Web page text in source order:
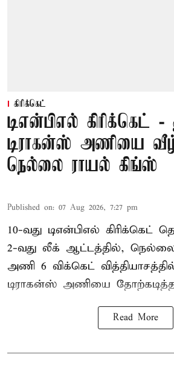
கிரிக்கெட்
டிஎன்பிஎல் கிரிக்கெட்
டிராகன்ஸ் அணியை
நெல்லை ராயல் கிங்ஸ்
Published on: 07 Aug 2026, 7:27 pm
10-வது டிஎன்பிஎல்
2-வது லீக் ஆட்டத்தில்,
அணி 6 விக்கெட்
டிராகன்ஸ் அணியை
Read More